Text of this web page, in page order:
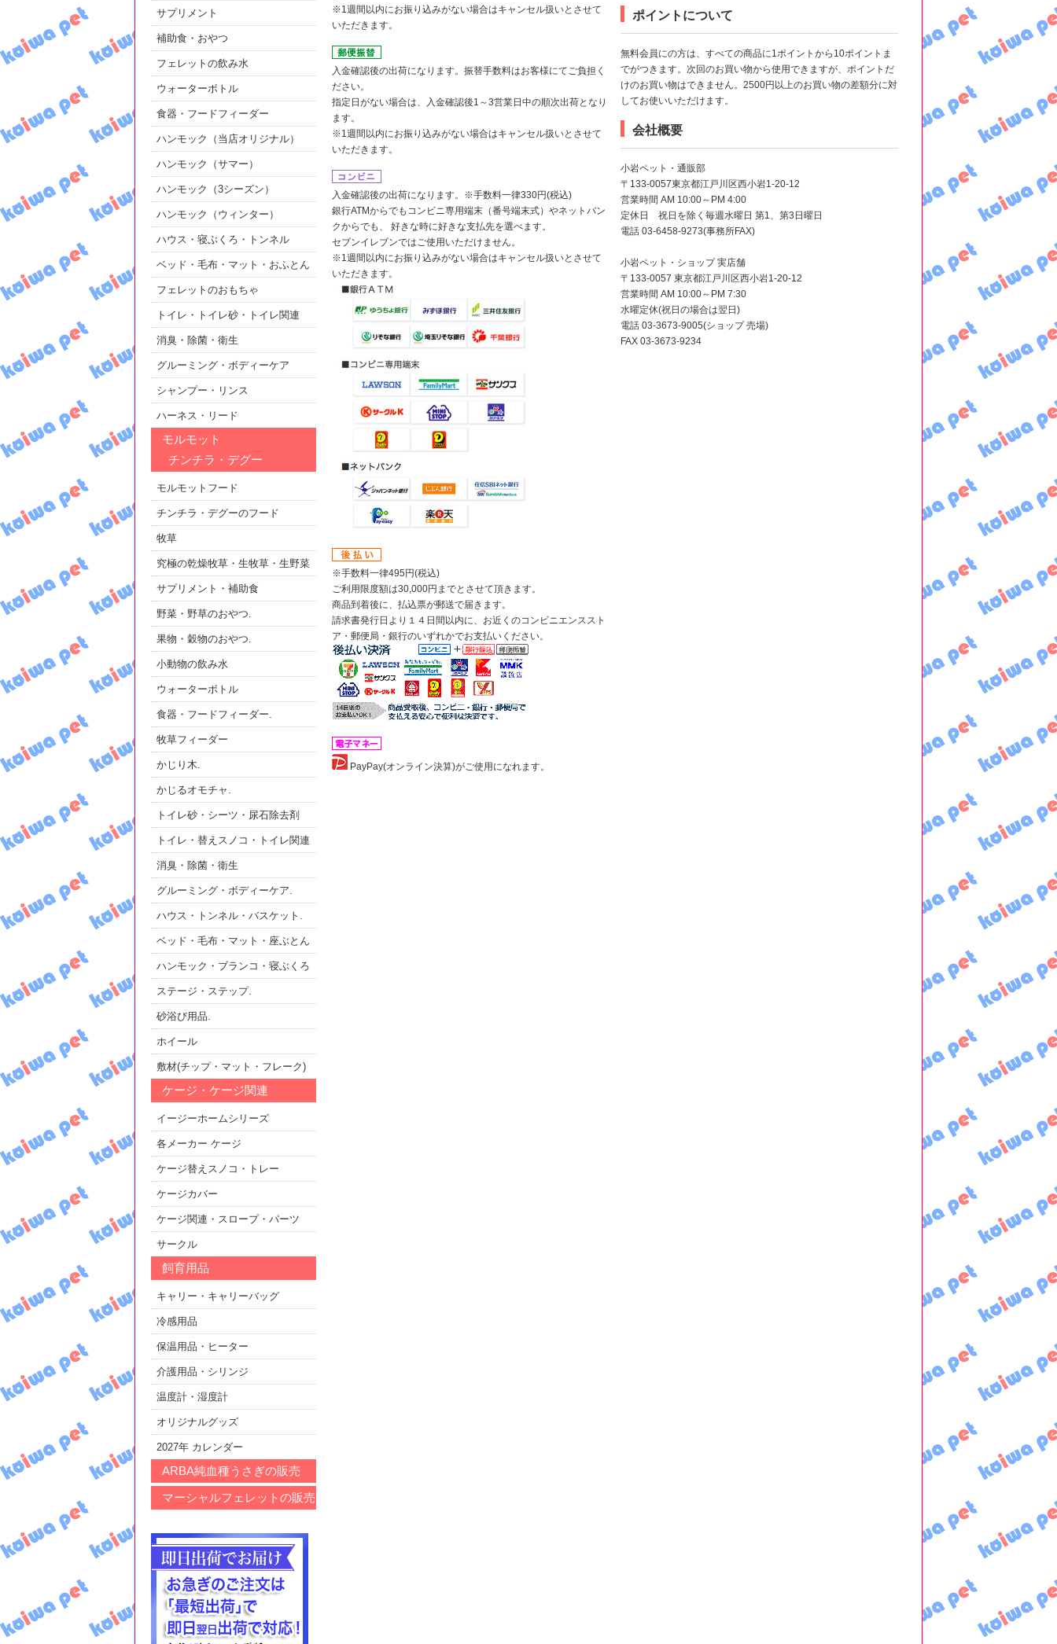
※1週間以内にお振り込みがない場合はキャンセル扱いとさせて
いただきます。
入金確認後の出荷になります。振替手数料はお客様にてご負担く
ださい。
指定日がない場合は、入金確認後1～3営業日中の順次出荷となり
ます。
※1週間以内にお振り込みがない場合はキャンセル扱いとさせて
いただきます。
入金確認後の出荷になります。※手数料一律330円(税込)
銀行ATMからでもコンビニ専用端末（番号端末式）やネットバン
クからでも、 好きな時に好きな支払先を選べます。
セブンイレブンではご使用いただけません。
※1週間以内にお振り込みがない場合はキャンセル扱いとさせて
いただきます。
※手数料一律495円(税込)
ご利用限度額は30,000円までとさせて頂きます。
商品到着後に、払込票が郵送で届きます。
請求書発行日より１４日間以内に、お近くのコンビニエンススト
ア・郵便局・銀行のいずれかでお支払いください。
PayPay(オンライン決算)がご使用になれます。
ポイントについて
無料会員にの方は、すべての商品に1ポイントから10ポイントま
でがつきます。次回のお買い物から使用できますが、ポイントだ
けのお買い物はできません。2500円以上のお買い物の差額分に対
してお使いいただけます。
会社概要
小岩ペット・通販部
〒133-0057東京都江戸川区西小岩1-20-12
営業時間 AM 10:00～PM 4:00
定休日 祝日を除く毎週水曜日 第1、第3日曜日
電話 03-6458-9273(事務所FAX)
小岩ペット・ショップ 実店舗
〒133-0057 東京都江戸川区西小岩1-20-12
営業時間 AM 10:00～PM 7:30
水曜定休(祝日の場合は翌日)
電話 03-3673-9005(ショップ 売場)
FAX 03-3673-9234
サプリメント
補助食・おやつ
フェレットの飲み水
ウォーターボトル
食器・フードフィーダー
ハンモック（当店オリジナル）
ハンモック（サマー）
ハンモック（3シーズン）
ハンモック（ウィンター）
ハウス・寝ぶくろ・トンネル
ベッド・毛布・マット・おふとん
フェレットのおもちゃ
トイレ・トイレ砂・トイレ関連
消臭・除菌・衛生
グルーミング・ボディーケア
シャンプー・リンス
ハーネス・リード
モルモット
チンチラ・デグー
モルモットフード
チンチラ・デグーのフード
牧草
究極の乾燥牧草・生牧草・生野菜
サプリメント・補助食
野菜・野草のおやつ.
果物・穀物のおやつ.
小動物の飲み水
ウォーターボトル
食器・フードフィーダー.
牧草フィーダー
かじり木.
かじるオモチャ.
トイレ砂・シーツ・尿石除去剤
トイレ・替えスノコ・トイレ関連
消臭・除菌・衛生
グルーミング・ボディーケア.
ハウス・トンネル・バスケット.
ベッド・毛布・マット・座ぶとん
ハンモック・ブランコ・寝ぶくろ
ステージ・ステップ.
砂浴び用品.
ホイール
敷材(チップ・マット・フレーク)
ケージ・ケージ関連
イージーホームシリーズ
各メーカー ケージ
ケージ替えスノコ・トレー
ケージカバー
ケージ関連・スロープ・パーツ
サークル
飼育用品
キャリー・キャリーバッグ
冷感用品
保温用品・ヒーター
介護用品・シリンジ
温度計・湿度計
オリジナルグッズ
2027年 カレンダー
ARBA純血種うさぎの販売
マーシャルフェレットの販売